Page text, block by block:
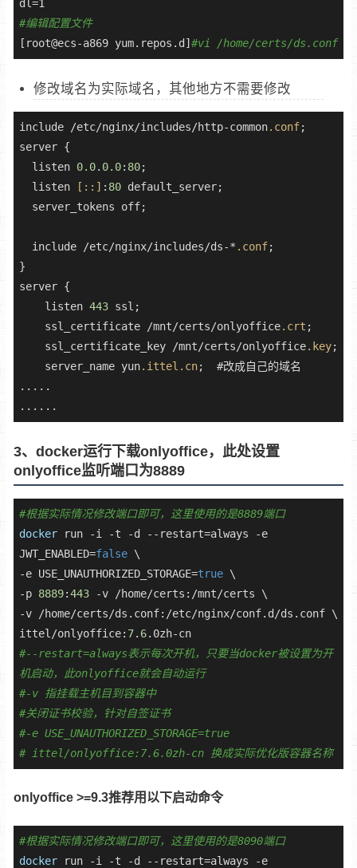
#编辑配置文件
[root@ecs-a869 yum.repos.d] #vi /home/certs/ds.conf
修改域名为实际域名，其他地方不需要修改
include /etc/nginx/includes/http-common.conf;
server {
  listen
0.0. 0.0: 80;
  listen
[::] : 80 default_server;
  include /etc/nginx/includes/ds-*
.conf;
}
server {
    listen
443 ssl;
    ssl_certificate /mnt/certs/onlyoffice
.crt ;
    ssl_certificate_key /mnt/certs/onlyoffice
.key;
    server_name yun
.ittel .cn;  #改成自己的域名
.....
......
3、docker运行下载onlyoffice，此处设置
onlyoffice监听端口为8889
#根据实际情况修改端口即可，这里使用的是8889端口
docker run -i -t -d --restart=always -e
JWT_ENABLED=false \
-e USE_UNAUTHORIZED_STORAGE=true \
-p 8889:443 -v /home/certs:/mnt/certs \
-v /home/certs/ds.conf:/etc/nginx/conf.d/ds.conf \
ittel/onlyoffice: 7. 6
.0zh-cn
#--restart=always表示每次开机，只要当docker被设置为开
机启动，此onlyoffice就会自动运行
#-v 指挂载主机目到容器中
#关闭证书校验，针对自签证书
#-e USE_UNAUTHORIZED_STORAGE=true
# ittel/onlyoffice:7.6.0zh-cn 换成实际优化版容器名称
onlyoffice >=9.3推荐用以下启动命令
#根据实际情况修改端口即可，这里使用的是8090端口
docker run -i -t -d --restart=always -e